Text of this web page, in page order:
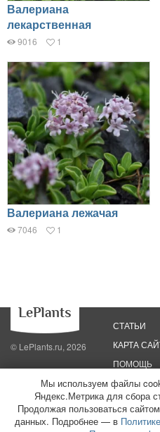
Валериана
лекарственная
9016 1
Валериана лежачая
7046 1
© LePlants.ru, 2026
СТАТЬИ
КАРТА
ПОМОЩЬ
Политика конфиденциальности
Пользовательское соглашение
ООО «Трафик»
ИНН 7813175200
Мы используем файлы
Яндекс.Метрика для сбора
Продолжая пользоваться
данных. Подробнее — в